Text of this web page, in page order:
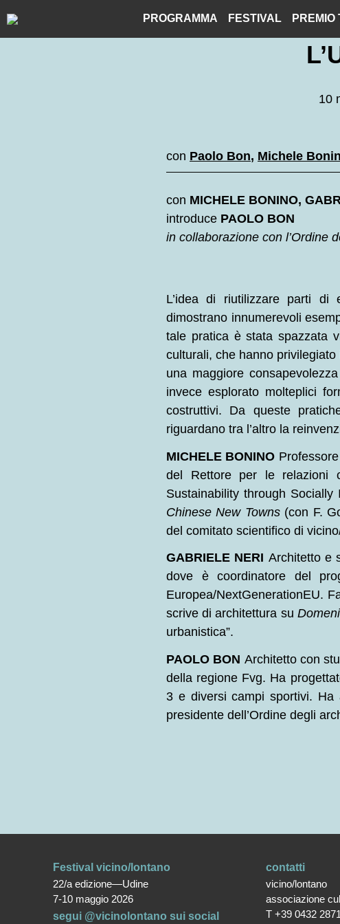
to
PROGRAMMA FESTIVAL PREMIO
10
con Paolo Bon, Michele
con MICHELE BONINO,
introduce PAOLO BON
in collaborazione con l’Ordine
L’idea di riutilizzare parti di
dimostrano innumerevoli
tale pratica è stata spazzata
culturali, che hanno
una maggiore
invece esplorato molteplici
costruttivi. Da queste
riguardano tra l’altro la
MICHELE BONINO
del Rettore per le relazioni
Sustainability through
Chinese New Towns(con F.
del comitato scientifico di
GABRIELE NERI Architetto e
dove è coordinatore del
Europea/NextGenerationEU.
scrive di architettura su
urbanistica”.
PAOLO BON Architetto con
della regione Fvg. Ha
3 e diversi campi sportivi. Ha
presidente dell’Ordine degli
Festival vicino/lontano
22/a edizione—Udine
7-10 maggio 2026
segui @vicinolontano sui social
contatti
vicino/lontano
associazione
T +39 0432